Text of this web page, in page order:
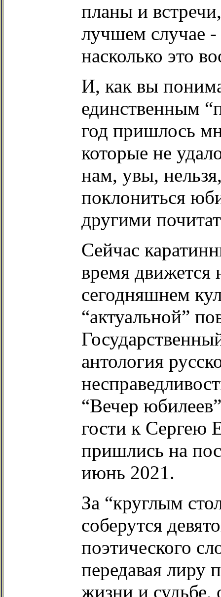
планы и
лучшем случае -
насколько это
И, как вы
единственным
год пришлось
которые не
нам, увы,
поклониться
другими
Сейчас
время
сегодняшнем
“актуальной”
антология
“Вечер
гости к Сергею
пришлись на
июнь 2021.
За “круглым
соберутся
поэтического
передавая лиру
жизни и